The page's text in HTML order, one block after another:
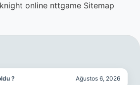
knight online nttgame Sitemap
? Ağustos 6, 2026